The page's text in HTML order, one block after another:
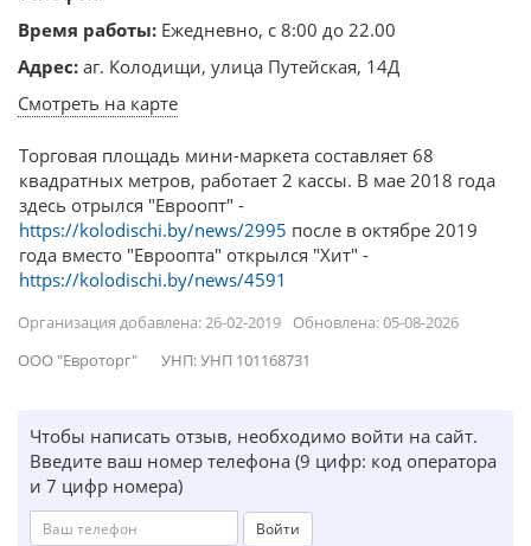
Время работы: Ежедневно, с 8:00 до 22.00
Адрес: аг. Колодищи, улица Путейская, 14Д
Смотреть на карте
Торговая площадь мини-маркета составляет 68
квадратных метров, работает 2 кассы. В мае 2018 года
здесь отрылся "Евроопт" -
https://kolodischi.by/news/2995 после в октябре 2019
года вместо "Евроопта" открылся "Хит" -
https://kolodischi.by/news/4591
Организация добавлена: 26-02-2019
Обновлена: 05-08-2026
ООО "Евроторг"
УНП: УНП 101168731
Чтобы написать отзыв, необходимо войти на сайт.
Введите ваш номер телефона (9 цифр: код оператора
и 7 цифр номера)
Войти